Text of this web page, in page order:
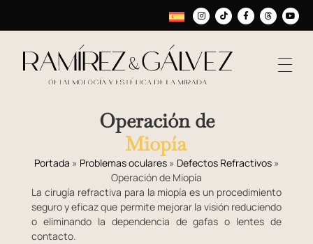
Operación de
Miopía
Portada » Problemas oculares» Defectos Refractivos»
Operación de Miopía
La cirugía refractiva para la miopía es un procedimiento
seguro y eficaz que permite mejorar la visión reduciendo
o eliminando la dependencia de gafas o lentes de
contacto.